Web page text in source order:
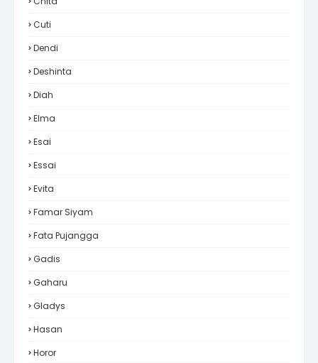
Cuti
Dendi
Deshinta
Diah
Elma
Esai
Essai
Evita
Famar Siyam
Fata Pujangga
Gadis
Gaharu
Gladys
Hasan
Horor